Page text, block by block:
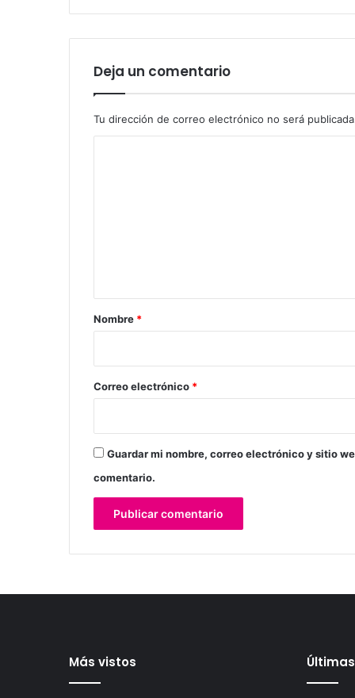
Deja un comentario
Tu dirección de correo electrónico no será
r
*
Nombre *
Correo electrónico *
Guardar mi nombre, correo electrónico y sitio
comentario.
Más vistos